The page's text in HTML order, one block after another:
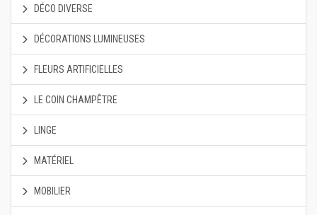
DÉCO DIVERSE
DÉCORATIONS LUMINEUSES
FLEURS ARTIFICIELLES
LE COIN CHAMPÊTRE
LINGE
MATÉRIEL
MOBILIER